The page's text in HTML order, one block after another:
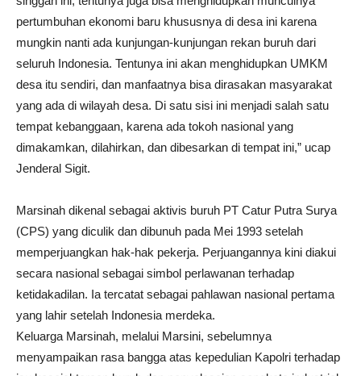
pertumbuhan ekonomi baru khususnya di desa ini karena
mungkin nanti ada kunjungan-kunjungan rekan buruh dari
seluruh Indonesia. Tentunya ini akan menghidupkan UMKM
desa itu sendiri, dan manfaatnya bisa dirasakan masyarakat
yang ada di wilayah desa. Di satu sisi ini menjadi salah satu
tempat kebanggaan, karena ada tokoh nasional yang
dimakamkan, dilahirkan, dan dibesarkan di tempat ini,” ucap
Jenderal Sigit.
Marsinah dikenal sebagai aktivis buruh PT Catur Putra Surya
(CPS) yang diculik dan dibunuh pada Mei 1993 setelah
memperjuangkan hak-hak pekerja. Perjuangannya kini diakui
secara nasional sebagai simbol perlawanan terhadap
ketidakadilan. Ia tercatat sebagai pahlawan nasional pertama
yang lahir setelah Indonesia merdeka.
Keluarga Marsinah, melalui Marsini, sebelumnya
menyampaikan rasa bangga atas kepedulian Kapolri terhadap